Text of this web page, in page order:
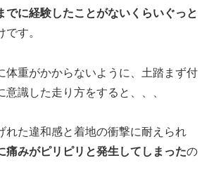
でに経験したことがないくらいぐっと
です。
体重がかからないように、土踏まず付
識した走り方をすると、、、
れた違和感と着地の衝撃に耐えられ
痛みがピリピリと発生してしまったの